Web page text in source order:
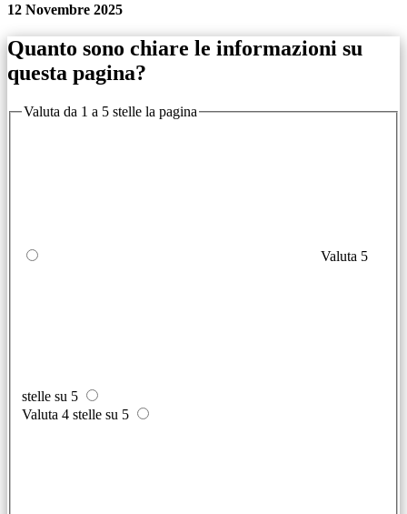
12 Novembre 2025
Quanto sono chiare le informazioni su
questa pagina?
Valuta da 1 a 5 stelle la pagina
Valuta 5
stelle su 5
Valuta 4 stelle su 5